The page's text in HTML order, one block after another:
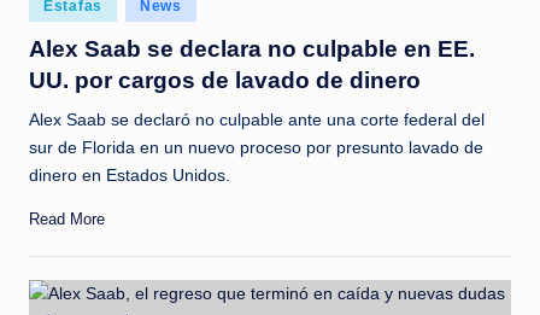
c
i
a
s
a
l
n
in
Estafas News
Alex Saab se declara no culpable en EE.
UU. por cargos de lavado de dinero
Alex Saab se declaró no culpable ante una corte federal del
sur de Florida en un nuevo proceso por presunto lavado de
dinero en Estados Unidos.
Read More